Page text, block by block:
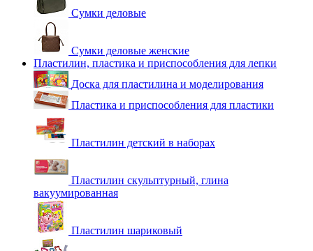
Сумки деловые
Сумки деловые женские
Пластилин, пластика и приспособления для лепки
Доска для пластилина и моделирования
Пластика и приспособления для пластики
Пластилин детский в наборах
Пластилин скульптурный, глина
вакуумированная
Пластилин шариковый